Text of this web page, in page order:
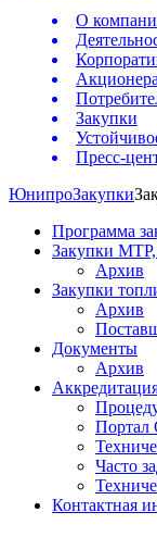
О
Закупки
Пресс-
ЮнипроЗакупки
Программа
Закупки МТР,
Архив
Закупки
Архив
Документы
Архив
Портал
Часто
Контактная